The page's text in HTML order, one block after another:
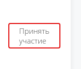
Принять
участие